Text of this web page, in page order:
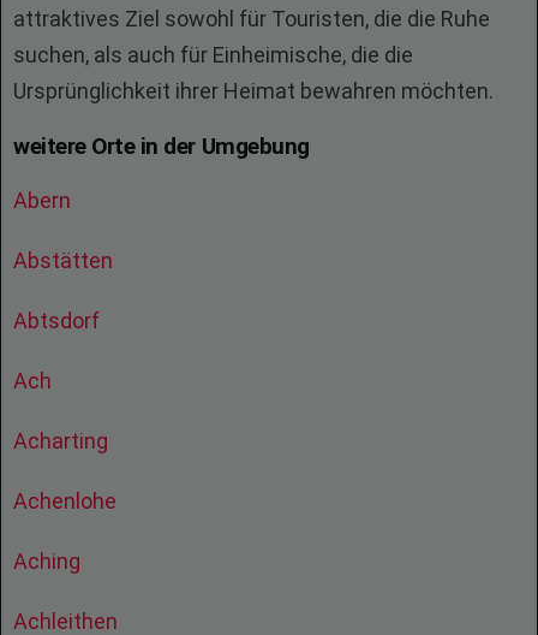
attraktives Ziel sowohl für Touristen, die die Ruhe
suchen, als auch für Einheimische, die die
Ursprünglichkeit ihrer Heimat bewahren möchten.
weitere Orte in der Umgebung
Abern
Abstätten
Abtsdorf
Ach
Acharting
Achenlohe
Aching
Achleithen